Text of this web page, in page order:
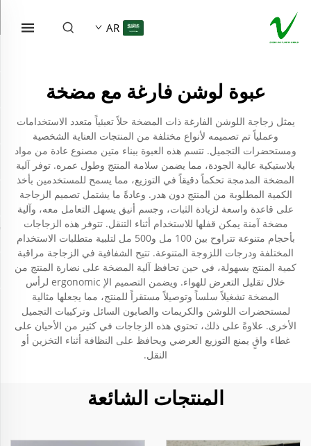
AR
عبوة لوشن فارغة مع مضخة
يمثل زجاجة اللوشن الفارغة ذات المضخة حلاً تعبئياً متعدد الاستخدامات
وعملياً تم تصميمه لأنواع مختلفة من المنتجات العناية الشخصية
ومستحضرات التجميل. تتسم هذه العبوة ببناء متين مصنوع عادة من مواد
بلاستيكية عالية الجودة، مما يضمن سلامة المنتج وطول عمره. توفر آلية
المضخة المدمجة تحكماً دقيقاً في التوزيع، مما يسمح للمستخدمين بأخذ
الكمية المطلوبة من المنتج دون هدر. وعادةً ما يشتمل تصميم الزجاجة
على قاعدة واسعة لزيادة الثبات، وجسم أنيق يسهل التعامل معه، وآلية
مضخة آمنة يمكن قفلها للاستخدام أثناء التنقل. تتوفر هذه الزجاجات
بأحجام متنوعة تتراوح بين 100 مل و500 مل لتلبية متطلبات الاستخدام
المختلفة ودرجات اللزوجة المتنوعة. تتيح الشفافية في الزجاجة مراقبة
كمية المنتج بسهولة، في حين تحافظ آلية المضخة على نضارة المنتج من
خلال تقليل التعرض للهواء. ويضمن التصميم الإ ergonomic لرأس
المضخة تشغيلاً سلساً وتوصيلاً مستقراً للمنتج، مما يجعلها مثالية
لمستحضرات اللوشن والكريمات والصابون السائل وتركيبات التجميل
الأخرى. علاوةً على ذلك، تحتوي هذه الزجاجات في كثير من الأحيان على
غطاء واقٍ يمنع التوزيع العرضي ويحافظ على النظافة أثناء التخزين أو
النقل.
المنتجات الشائعة